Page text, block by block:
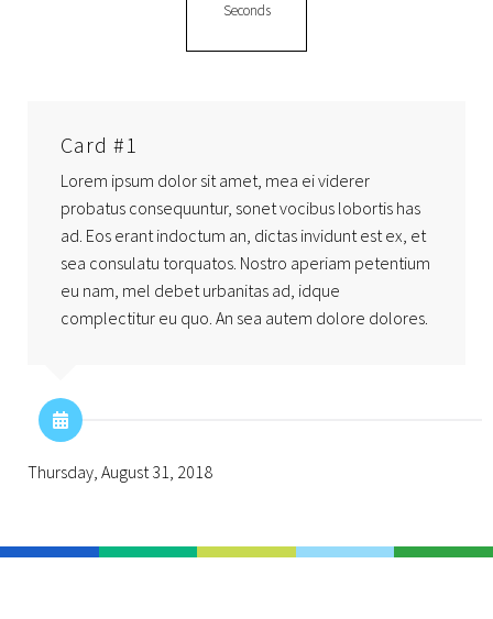
Seconds
Card #1
Lorem ipsum dolor sit amet, mea ei viderer
probatus consequuntur, sonet vocibus lobortis has
ad. Eos erant indoctum an, dictas invidunt est ex, et
sea consulatu torquatos. Nostro aperiam petentium
eu nam, mel debet urbanitas ad, idque
complectitur eu quo. An sea autem dolore dolores.
Thursday, August 31, 2018